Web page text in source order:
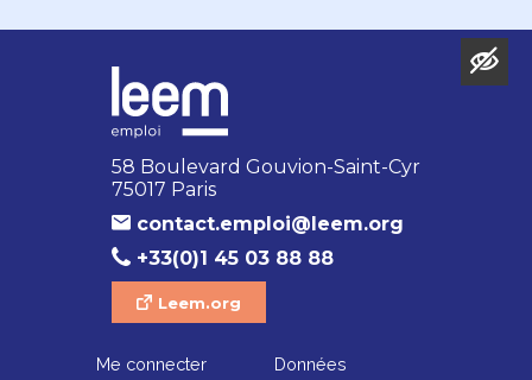
58 Boulevard Gouvion-Saint-Cyr
75017 Paris
contact.emploi@leem.org
+33(0)1 45 03 88 88
Leem.org
Me connecter
Données